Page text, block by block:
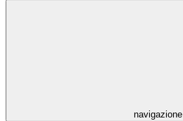
navigazione